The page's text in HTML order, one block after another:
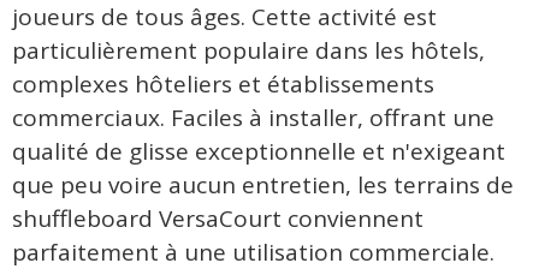
joueurs de tous âges. Cette activité est
particulièrement populaire dans les hôtels,
complexes hôteliers et établissements
commerciaux. Faciles à installer, offrant une
qualité de glisse exceptionnelle et n'exigeant
que peu voire aucun entretien, les terrains de
shuffleboard VersaCourt conviennent
parfaitement à une utilisation commerciale.